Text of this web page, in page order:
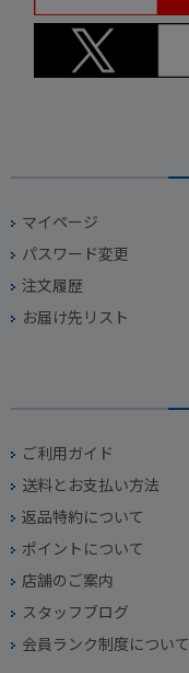
マイページ
パスワード変更
注文履歴
お届け先リスト
ご利用ガイド
送料とお支払い方法
返品特約について
ポイントについて
店舗のご案内
スタッフブログ
会員ランク制度について